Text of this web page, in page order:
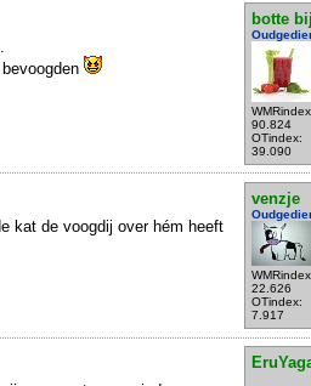
botte
90.824
OTindex:
39.090
venzje
22.626
OTindex:
7.917
kat de voogdij over hém heeft